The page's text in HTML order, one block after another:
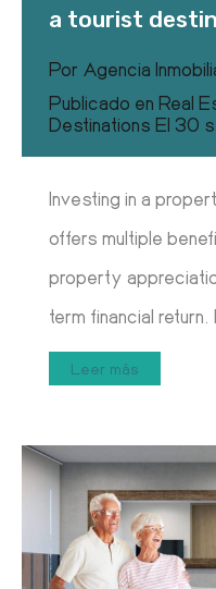
a tourist
Por Agencia
Publicado en Real
Destinations El 30
Investing in a
offers multiple
property
term financial return.
Leer más